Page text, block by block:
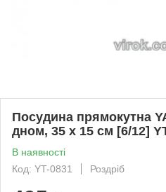
Посудина прямокутна
дном, 35 х 15 см [6/12]
В наявності
Код: YT-0831
Роздріб